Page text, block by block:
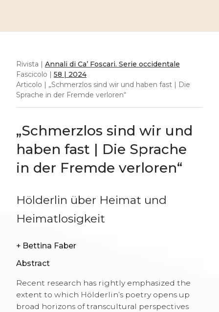
Rivista | Annali di Ca’ Foscari. Serie occidentale
Fascicolo | 58 | 2024
Articolo | „Schmerzlos sind wir und haben fast | Die
Sprache in der Fremde verloren“
„Schmerzlos sind wir und
haben fast | Die Sprache
in der Fremde verloren“
Hölderlin über Heimat und
Heimatlosigkeit
+ Bettina Faber
Abstract
Recent research has rightly emphasized the
extent to which Hölderlin’s poetry opens up
broad horizons of transcultural perspectives